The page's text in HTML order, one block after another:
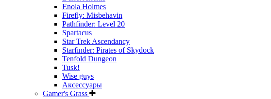
Enola Holmes
Firefly: Misbehavin
Pathfinder: Level 20
Spartacus
Star Trek Ascendancy
Starfinder: Pirates of Skydock
Tenfold Dungeon
Tusk!
Wise guys
Аксессуары
Gamer's Grass